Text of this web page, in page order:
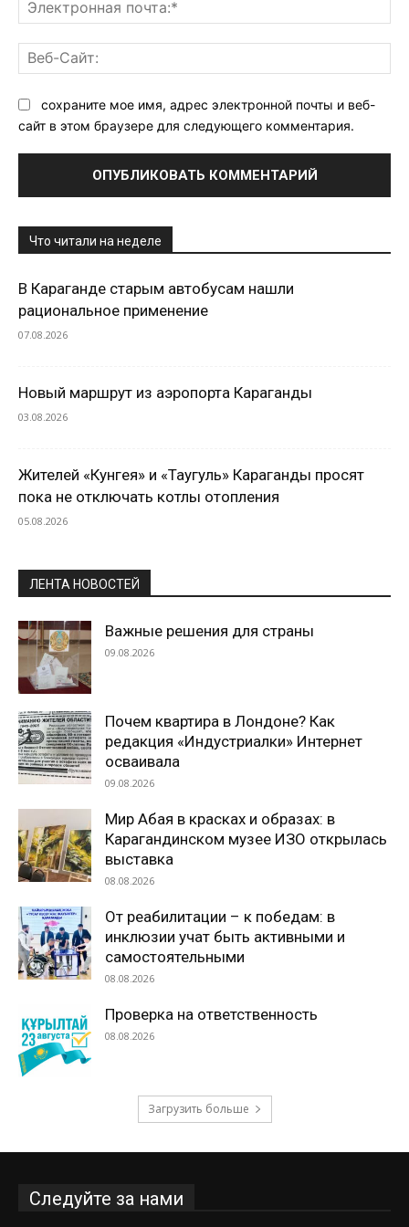
сохраните мое имя, адрес электронной почты и веб-
сайт в этом браузере для следующего комментария.
Что читали на неделе
В Караганде старым автобусам нашли
рациональное применение
07.08.2026
Новый маршрут из аэропорта Караганды
03.08.2026
Жителей «Кунгея» и «Таугуль» Караганды просят
пока не отключать котлы отопления
05.08.2026
ЛЕНТА НОВОСТЕЙ
Важные решения для страны
09.08.2026
Почем квартира в Лондоне? Как
редакция «Индустриалки» Интернет
осваивала
09.08.2026
Мир Абая в красках и образах: в
Карагандинском музее ИЗО открылась
выставка
08.08.2026
От реабилитации – к победам: в
инклюзии учат быть активными и
самостоятельными
08.08.2026
Проверка на ответственность
08.08.2026
Загрузить больше
Следуйте за нами